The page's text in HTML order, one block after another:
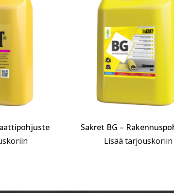
Sakret BG –
Lisää tarjouskoriin